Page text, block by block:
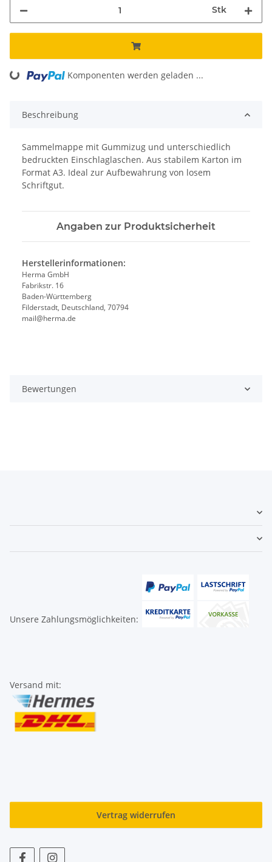
Stk
Komponenten werden geladen ...
Beschreibung
Sammelmappe mit Gummizug und unterschiedlich
bedruckten Einschlaglaschen. Aus stabilem Karton im
Format A3. Ideal zur Aufbewahrung von losem
Schriftgut.
Angaben zur Produktsicherheit
Herstellerinformationen:
Herma GmbH
Fabrikstr. 16
Baden-Württemberg
Filderstadt, Deutschland, 70794
mail@herma.de
Bewertungen
Unsere Zahlungsmöglichkeiten:
Versand mit:
Vertrag widerrufen